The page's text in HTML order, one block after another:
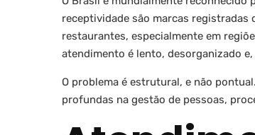
receptividade são marcas registradas
restaurantes, especialmente em
atendimento é lento, desorganizado
O problema é estrutural, e não
profundas na gestão de pessoas,